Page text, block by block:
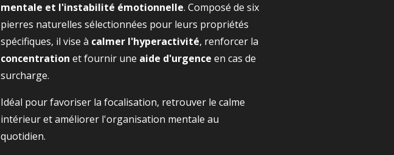
mentale et l'instabilité émotionnelle. Composé de six
pierres naturelles sélectionnées pour leurs propriétés
spécifiques, il vise à calmer l'hyperactivité, renforcer la
concentration et fournir une aide d'urgence en cas de
surcharge.
Idéal pour favoriser la focalisation, retrouver le calme
intérieur et améliorer l'organisation mentale au
quotidien.